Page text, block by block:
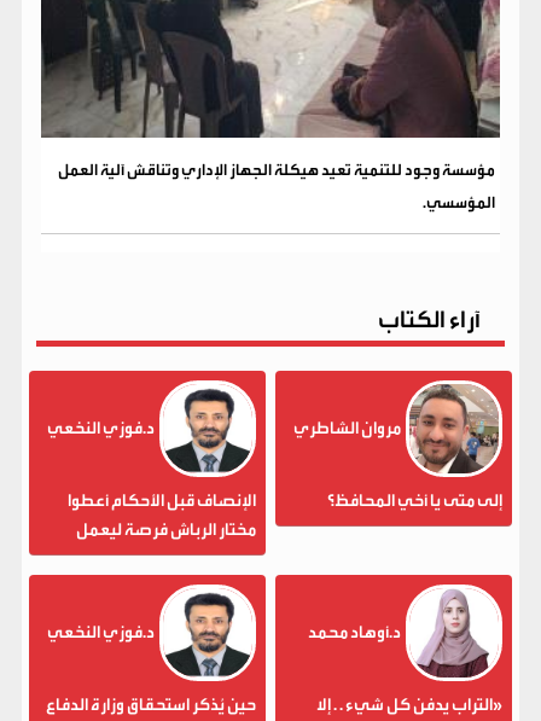
مؤسسة وجود للتنمية تعيد هيكلة الجهاز الإداري وتناقش آلية العمل
المؤسسي.
آراء الكتاب
مروان الشاطري
إلى متى يا أخي المحافظ؟
د.فوزي النخعي
الإنصاف قبل الأحكام أعطوا
مختار الرباش فرصة ليعمل
د.أوهاد محمد
«التراب يدفن كل شيء . . إلا
د.فوزي النخعي
حين يُذكر استحقاق وزارة الدفاع